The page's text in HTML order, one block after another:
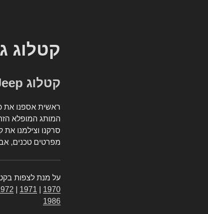
קטלוג
קטלוג Jeep אספנות
ראשית אספנו את
המותג המופלא
סרקנו וצילמנו את
מפרטים טכנים,
על מנת לצפות
1970
1971
1986